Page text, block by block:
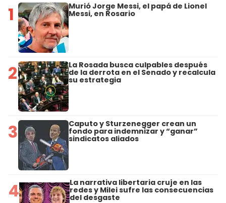
1 Murió Jorge Messi, el papá de Lionel
Messi, en Rosario
2 La Rosada busca culpables después
de la derrota en el Senado y recalcula
su estrategia
3 Caputo y Sturzenegger crean un
fondo para indemnizar y “ganar”
sindicatos aliados
4 La narrativa libertaria cruje en las
redes y Milei sufre las consecuencias
del desgaste